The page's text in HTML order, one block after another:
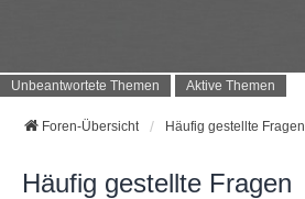
Unbeantwortete Themen Aktive Themen
Foren-Übersicht Häufig gestellte Fragen
Häufig gestellte Fragen